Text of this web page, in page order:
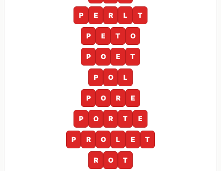
P E R L T
P E T O
P O E T
P O L
P O R E
P O R T E
P R O L E T
R O T